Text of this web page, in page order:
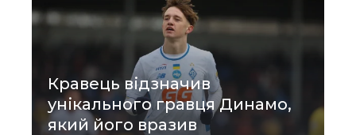
Кравець відзначив
унікального гравця Динамо,
який його вразив